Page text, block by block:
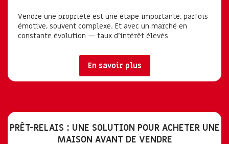
Vendre une propriété est une étape importante, parfois
émotive, souvent complexe. Et avec un marché en
constante évolution — taux d’intérêt élevés
En savoir plus
PRÊT-RELAIS : UNE SOLUTION POUR ACHETER UNE
MAISON AVANT DE VENDRE